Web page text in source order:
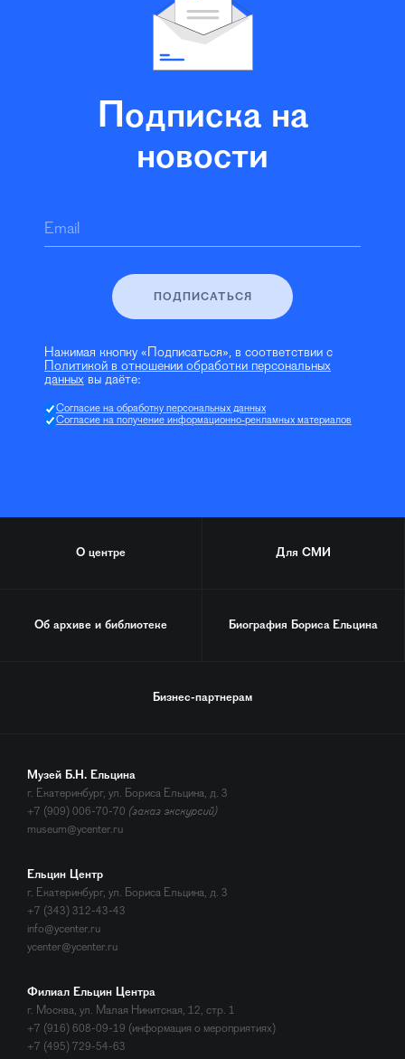
Подписка на
новости
Email
ПОДПИСАТЬСЯ
Нажимая кнопку «Подписаться», в соответствии с
Политикой в отношении обработки персональных
данных вы даёте:
Согласие на обработку персональных данных
Согласие на получение информационно-рекламных материалов
О центре Для СМИ
Об архиве и библиотеке Биография Бориса Ельцина
Бизнес-партнерам
Музей Б.Н. Ельцина
г. Екатеринбург, ул. Бориса Ельцина, д. 3
+7 (909) 006-70-70 (заказ экскурсий)
museum@ycenter.ru
Ельцин Центр
г. Екатеринбург, ул. Бориса Ельцина, д. 3
+7 (343) 312-43-43
info@ycenter.ru
ycenter@ycenter.ru
Филиал Ельцин Центра
г. Москва, ул. Малая Никитская, 12, стр. 1
+7 (916) 608-09-19 (информация о мероприятиях)
+7 (495) 729-54-63